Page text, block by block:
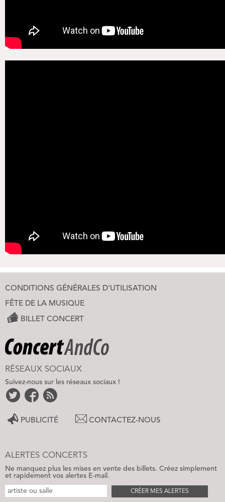
CONDITIONS GÉNÉRALES D'UTILISATION
FÊTE DE LA MUSIQUE
BILLET CONCERT
RÉSEAUX SOCIAUX
Suivez-nous sur les réseaux sociaux !
PUBLICITÉ CONTACTEZ-NOUS
ALERTES CONCERTS
Ne manquez plus les mises en vente des billets. Créez simplement
et rapidement vos alertes E-mail.
CRÉER MES ALERTES